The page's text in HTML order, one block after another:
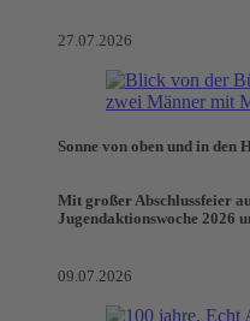
27.07.2026
Sonne von oben und in den
Mit großer Abschlussfeier
Jugendaktionswoche 2026
09.07.2026